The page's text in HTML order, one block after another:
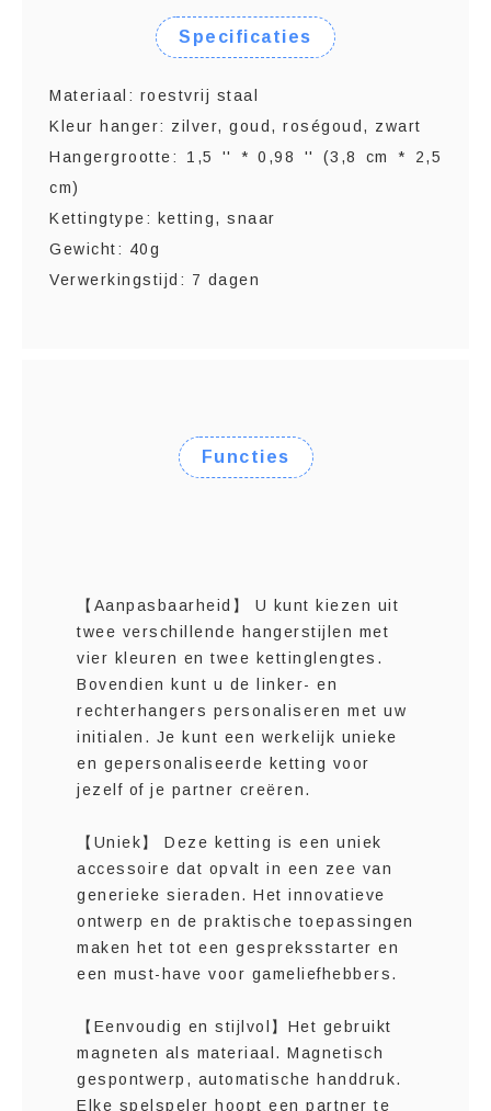
Specificaties
Materiaal: roestvrij staal
Kleur hanger: zilver, goud, roségoud, zwart
Hangergrootte: 1,5 '' * 0,98 '' (3,8 cm * 2,5
cm)
Kettingtype: ketting, snaar
Gewicht: 40g
Verwerkingstijd: 7 dagen
Functies
【Aanpasbaarheid】 U kunt kiezen uit
twee verschillende hangerstijlen met
vier kleuren en twee kettinglengtes.
Bovendien kunt u de linker- en
rechterhangers personaliseren met uw
initialen. Je kunt een werkelijk unieke
en gepersonaliseerde ketting voor
jezelf of je partner creëren.
【Uniek】 Deze ketting is een uniek
accessoire dat opvalt in een zee van
generieke sieraden. Het innovatieve
ontwerp en de praktische toepassingen
maken het tot een gespreksstarter en
een must-have voor gameliefhebbers.
【Eenvoudig en stijlvol】Het gebruikt
magneten als materiaal. Magnetisch
gespontwerp, automatische handdruk.
Elke spelspeler hoopt een partner te